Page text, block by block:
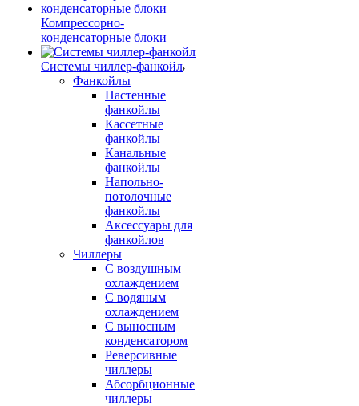
Компрессорно-
конденсаторные блоки
Системы чиллер-фанкойл
Фанкойлы
Настенные
фанкойлы
Кассетные
фанкойлы
Канальные
фанкойлы
Напольно-
потолочные
фанкойлы
Аксессуары для
фанкойлов
Чиллеры
С воздушным
охлаждением
С водяным
охлаждением
С выносным
конденсатором
Реверсивные
чиллеры
Абсорбционные
чиллеры